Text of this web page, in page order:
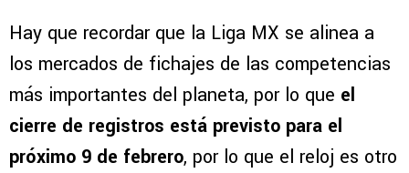
Hay que recordar que la Liga MX se alinea a
los mercados de fichajes de las competencias
más importantes del planeta, por lo que el
cierre de registros está previsto para el
próximo 9 de febrero, por lo que el reloj es otro